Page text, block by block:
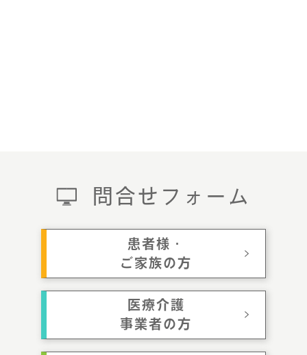
問合せフォーム
患者様・
ご家族の方
医療介護
事業者の方